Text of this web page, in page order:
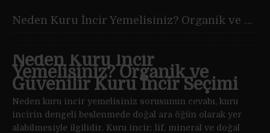
Neden Kuru İncir Yemelisiniz? Organik ve Güvenilir Kuru İncir Seçimi
Neden Kuru İncir
Yemelisiniz? Organik ve
Güvenilir Kuru İncir Seçimi
Neden kuru incir yemelisiniz sorusunun cevabı, kuru
incirin dengeli beslenmede doğal ara öğün olarak yer
alabilmesiyle ilgilidir. Kuru incir; lif, mineral ve doğal